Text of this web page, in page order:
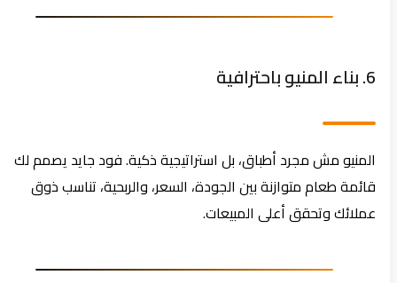
المنيو مش مجرد أطباق، بل استراتيجية ذكية. فود جايد يصمم لك
قائمة طعام متوازنة بين الجودة، السعر، والربحية، تناسب ذوق
عملائك وتحقق أعلى المبيعات.